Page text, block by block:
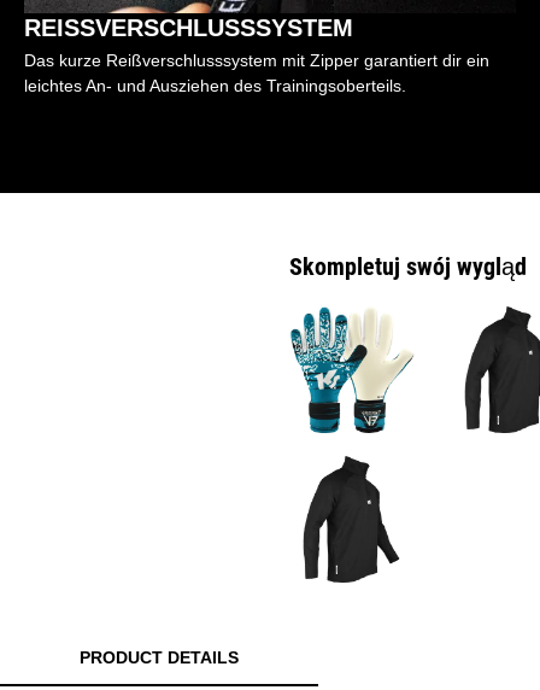
REISSVERSCHLUSSSYSTEM
Das kurze Reißverschlusssystem mit Zipper garantiert dir ein
leichtes An- und Ausziehen des Trainingsoberteils.
Skompletuj swój wygląd
PRODUCT DETAILS